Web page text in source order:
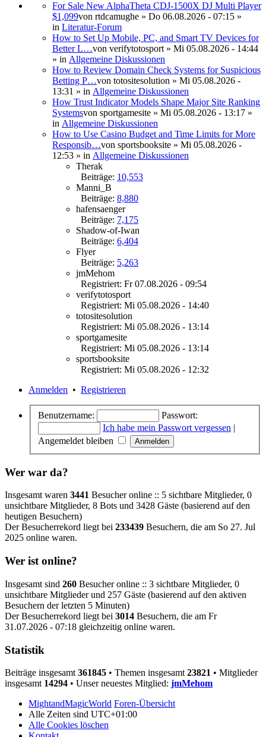
For Sale New AlphaTheta CDJ-1500X DJ Multi Player
$1,099von rtdcamughe » Do 06.08.2026 - 07:15 »
in Literatur-Forum
How to Set Up Mobile, PC, and Smart TV Devices for
Better L…von verifytotosport » Mi 05.08.2026 - 14:44
» in Allgemeine Diskussionen
How to Review Domain Check Systems for Suspicious
Betting P…von totositesolution » Mi 05.08.2026 -
13:31 » in Allgemeine Diskussionen
How Trust Indicator Models Shape Major Site Ranking
Systemsvon sportgamesite » Mi 05.08.2026 - 13:17 »
in Allgemeine Diskussionen
How to Use Casino Budget and Time Limits for More
Responsib…von sportsbooksite » Mi 05.08.2026 -
12:53 » in Allgemeine Diskussionen
Therak
Beiträge: 10,553
Manni_B
Beiträge: 8,880
hafensaenger
Beiträge: 7,175
Shadow-of-Iwan
Beiträge: 6,404
Flyer
Beiträge: 5,263
jmMehom
Registriert: Fr 07.08.2026 - 09:54
verifytotosport
Registriert: Mi 05.08.2026 - 14:40
totositesolution
Registriert: Mi 05.08.2026 - 13:14
sportgamesite
Registriert: Mi 05.08.2026 - 13:14
sportsbooksite
Registriert: Mi 05.08.2026 - 12:32
Anmelden • Registrieren
Benutzername:
Passwort:
Ich habe mein Passwort vergessen |
Angemeldet bleiben
Wer war da?
Insgesamt waren 3441 Besucher online :: 5 sichtbare Mitglieder, 0
unsichtbare Mitglieder, 8 Bots und 3428 Gäste (basierend auf den
heutigen Besuchern)
Der Besucherrekord liegt bei 233439 Besuchern, die am So 27. Jul
2025 online waren.
Wer ist online?
Insgesamt sind 260 Besucher online :: 3 sichtbare Mitglieder, 0
unsichtbare Mitglieder und 257 Gäste (basierend auf den aktiven
Besuchern der letzten 5 Minuten)
Der Besucherrekord liegt bei 3014 Besuchern, die am Fr
31.07.2026 - 07:18 gleichzeitig online waren.
Statistik
Beiträge insgesamt 361845 • Themen insgesamt 23821 • Mitglieder
insgesamt 14294 • Unser neuestes Mitglied: jmMehom
MightandMagicWorld Foren-Übersicht
Alle Zeiten sind UTC+01:00
Alle Cookies löschen